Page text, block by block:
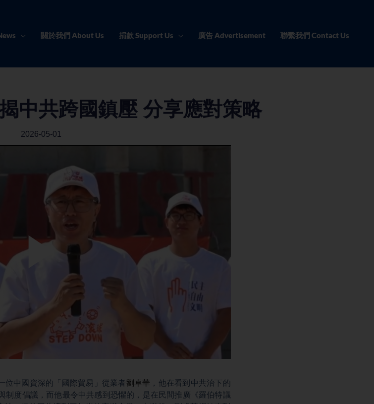
關於我們 About Us 捐款 Support Us 廣告 Advertisement 聯繫我們 Contact Us
中共跨國鎮壓 分享應對策略
2026-05-01
位中國資深的「國際貿易」從業者劉卓華 ，他在看到中共治下的
制度倡議，而他最令中共感到恐懼的，是在民間推廣《羅伯特議